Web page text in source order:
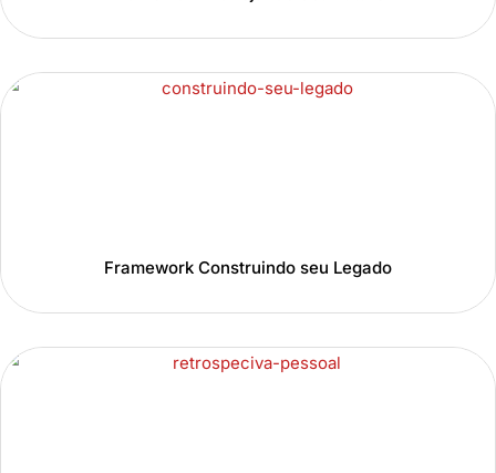
Framework Construindo seu Legado